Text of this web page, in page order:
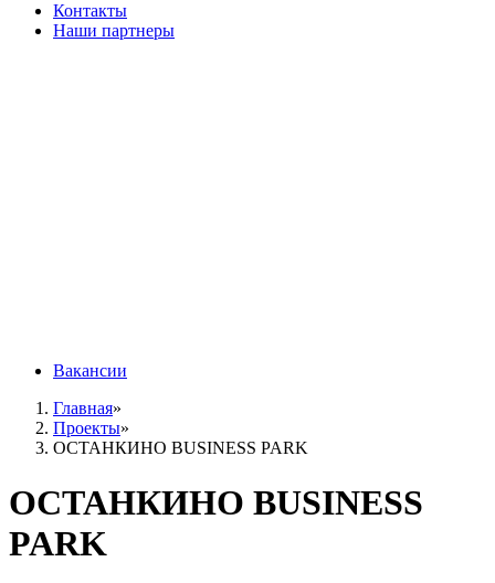
Контакты
Наши партнеры
Вакансии
Главная»
Проекты»
ОСТАНКИНО BUSINESS PARK
ОСТАНКИНО BUSINESS
PARK